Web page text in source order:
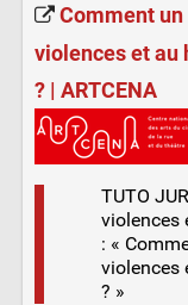
Comment
violences et au
? | ARTCENA
TUTO
violences
: «
violences
? »